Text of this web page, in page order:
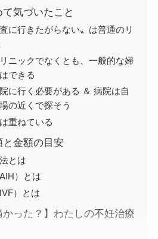
気づいたこと
査に行きたがらない〟は普通のリ
ニックでなくとも、一般的な婦
できる
に行く必要がある ＆ 病院は自
の近くで探そう
重ねている
金額の目安
とは
）とは
）とは
かった？】わたしの不妊治療